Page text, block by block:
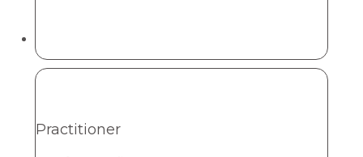
Practitioner